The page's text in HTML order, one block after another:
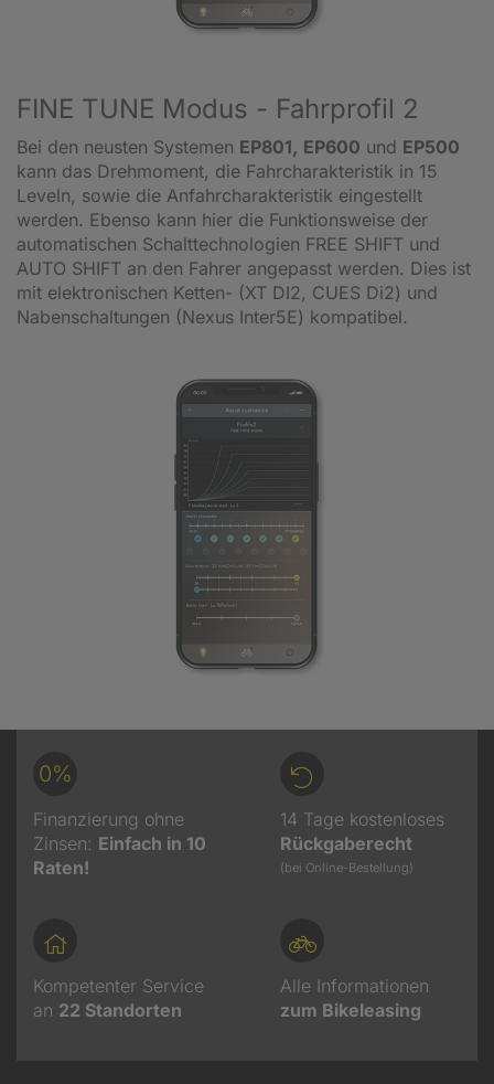
FINE TUNE Modus - Fahrprofil 2
Bei den neusten Systemen EP801, EP600 und EP500
kann das Drehmoment, die Fahrcharakteristik in 15
Leveln, sowie die Anfahrcharakteristik eingestellt
werden. Ebenso kann hier die Funktionsweise der
automatischen Schalttechnologien FREE SHIFT und
AUTO SHIFT an den Fahrer angepasst werden. Dies ist
mit elektronischen Ketten- (XT DI2, CUES Di2) und
Nabenschaltungen (Nexus Inter5E) kompatibel.
0%
Finanzierung ohne
Zinsen: Einfach in 10
Raten!
14 Tage kostenloses
Rückgaberecht
(bei Online-Bestellung)
Kompetenter Service
an 22 Standorten
Alle Informationen
zum Bikeleasing